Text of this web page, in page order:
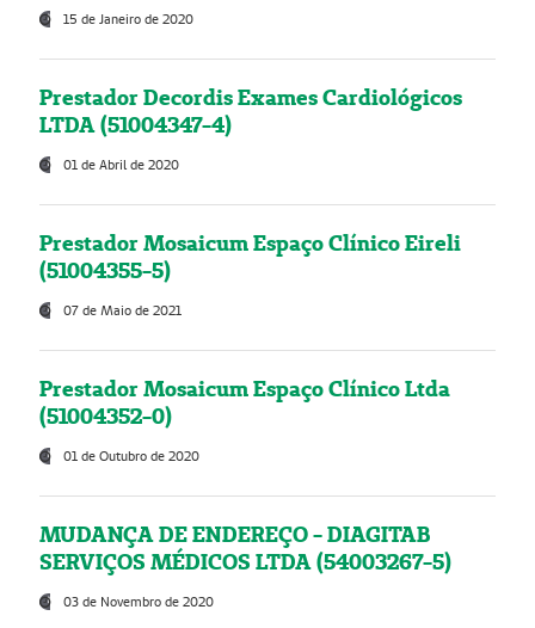
15 de Janeiro de 2020
Prestador Decordis Exames Cardiológicos
LTDA (51004347-4)
01 de Abril de 2020
Prestador Mosaicum Espaço Clínico Eireli
(51004355-5)
07 de Maio de 2021
Prestador Mosaicum Espaço Clínico Ltda
(51004352-0)
01 de Outubro de 2020
MUDANÇA DE ENDEREÇO - DIAGITAB
SERVIÇOS MÉDICOS LTDA (54003267-5)
03 de Novembro de 2020